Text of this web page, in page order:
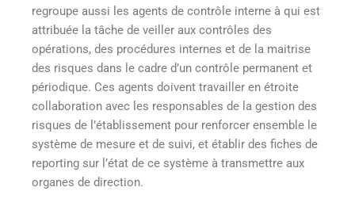
regroupe aussi les agents de contrôle interne à qui est
attribuée la tâche de veiller aux contrôles des
opérations, des procédures internes et de la maitrise
des risques dans le cadre d’un contrôle permanent et
périodique. Ces agents doivent travailler en étroite
collaboration avec les responsables de la gestion des
risques de l’établissement pour renforcer ensemble le
système de mesure et de suivi, et établir des fiches de
reporting sur l’état de ce système à transmettre aux
organes de direction.